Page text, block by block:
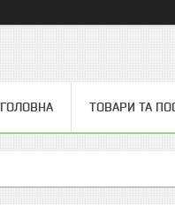
ГОЛОВНА ТОВАРИ ТА